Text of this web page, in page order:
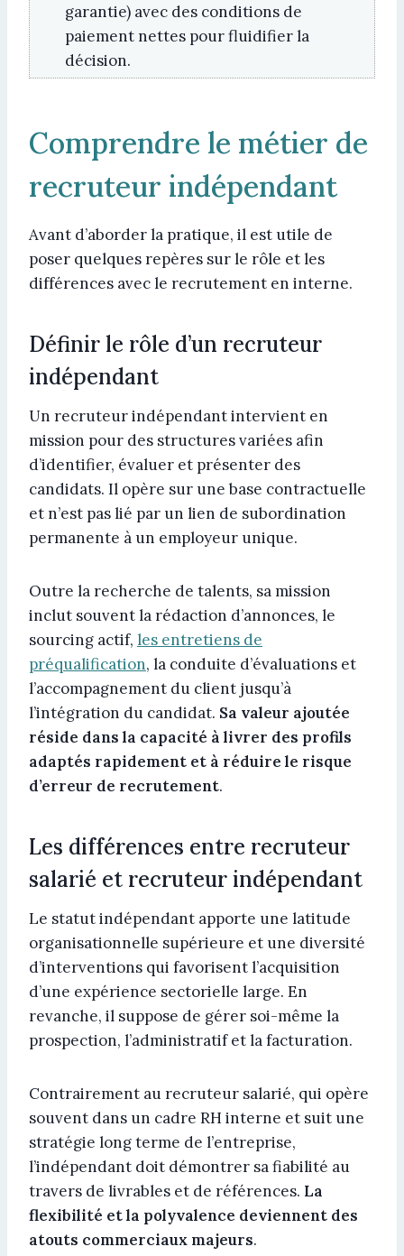
garantie) avec des conditions de
paiement nettes pour fluidifier la
décision.
Comprendre le métier de
recruteur indépendant
Avant d’aborder la pratique, il est utile de
poser quelques repères sur le rôle et les
différences avec le recrutement en interne.
Définir le rôle d’un recruteur
indépendant
Un recruteur indépendant intervient en
mission pour des structures variées afin
d’identifier, évaluer et présenter des
candidats. Il opère sur une base contractuelle
et n’est pas lié par un lien de subordination
permanente à un employeur unique.
Outre la recherche de talents, sa mission
inclut souvent la rédaction d’annonces, le
sourcing actif, les entretiens de
préqualification, la conduite d’évaluations et
l’accompagnement du client jusqu’à
l’intégration du candidat. Sa valeur ajoutée
réside dans la capacité à livrer des profils
adaptés rapidement et à réduire le risque
d’erreur de recrutement.
Les différences entre recruteur
salarié et recruteur indépendant
Le statut indépendant apporte une latitude
organisationnelle supérieure et une diversité
d’interventions qui favorisent l’acquisition
d’une expérience sectorielle large. En
revanche, il suppose de gérer soi-même la
prospection, l’administratif et la facturation.
Contrairement au recruteur salarié, qui opère
souvent dans un cadre RH interne et suit une
stratégie long terme de l’entreprise,
l’indépendant doit démontrer sa fiabilité au
travers de livrables et de références. La
flexibilité et la polyvalence deviennent des
atouts commerciaux majeurs.